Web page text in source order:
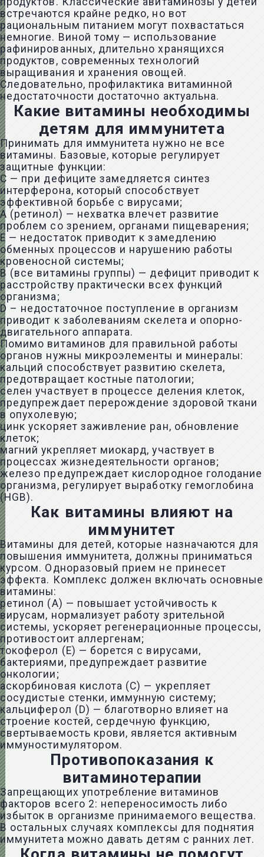
встречаются крайне редко, но вот
рациональным питанием могут похвастаться
немногие. Виной тому — использование
рафинированных, длительно хранящихся
продуктов, современных технологий
выращивания и хранения овощей.
Следовательно, профилактика витаминной
недостаточности достаточно актуальна.
Какие витамины необходимы
детям для иммунитета
Принимать для иммунитета нужно не все
витамины. Базовые, которые регулирует
защитные функции:
С — при дефиците замедляется синтез
интерферона, который способствует
эффективной борьбе с вирусами;
А (ретинол) — нехватка влечет развитие
проблем со зрением, органами пищеварения;
Е — недостаток приводит к замедлению
обменных процессов и нарушению работы
кровеносной системы;
В (все витамины группы) — дефицит приводит к
расстройству практически всех функций
организма;
D – недостаточное поступление в организм
приводит к заболеваниям скелета и опорно-
двигательного аппарата.
Помимо витаминов для правильной работы
органов нужны микроэлементы и минералы:
кальций способствует развитию скелета,
предотвращает костные патологии;
селен участвует в процессе деления клеток,
предупреждает перерождение здоровой ткани
в опухолевую;
цинк ускоряет заживление ран, обновление
клеток;
магний укрепляет миокард, участвует в
процессах жизнедеятельности органов;
железо предупреждает кислородное голодание
организма, регулирует выработку гемоглобина
(HGB).
Как витамины влияют на
иммунитет
Витамины для детей, которые назначаются для
повышения иммунитета, должны приниматься
курсом. Одноразовый прием не принесет
эффекта. Комплекс должен включать основные
витамины:
ретинол (А) — повышает устойчивость к
вирусам, нормализует работу зрительной
системы, ускоряет регенерационные процессы,
противостоит аллергенам;
токоферол (Е) — борется с вирусами,
бактериями, предупреждает развитие
онкологии;
аскорбиновая кислота (С) — укрепляет
сосудистые стенки, иммунную систему;
кальциферол (D) — благотворно влияет на
строение костей, сердечную функцию,
свертываемость крови, является активным
иммуностимулятором.
Противопоказания к
витаминотерапии
Запрещающих употребление витаминов
факторов всего 2: непереносимость либо
избыток в организме принимаемого вещества.
В остальных случаях комплексы для поднятия
иммунитета можно давать детям с ранних лет.